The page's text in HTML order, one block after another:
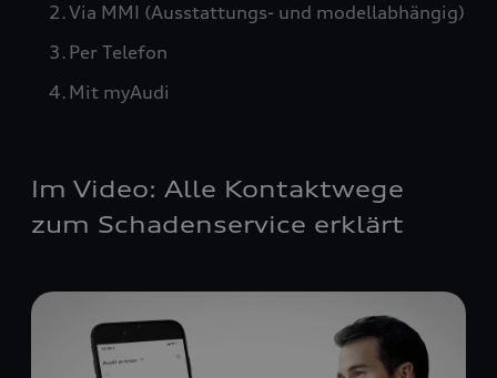
Via MMI (Ausstattungs- und modellabhängig)
Per Telefon
Mit myAudi
Im Video: Alle Kontaktwege
zum Schadenservice erklärt